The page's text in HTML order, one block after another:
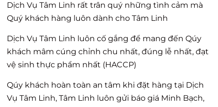
Dịch Vụ Tâm Linh rất trân quý những tình cảm mà
Quý khách hàng luôn dành cho Tâm Linh
Dịch Vụ Tâm Linh luôn cố gắng để mang đến Qúy
khách mâm cúng chỉnh chu nhất, đúng lễ nhất, đạt
vệ sinh thực phẩm nhất (HACCP)
Qúy khách hoàn toàn an tâm khi đặt hàng tại Dịch
Vụ Tâm Linh, Tâm Linh luôn gửi báo giá Minh Bạch,